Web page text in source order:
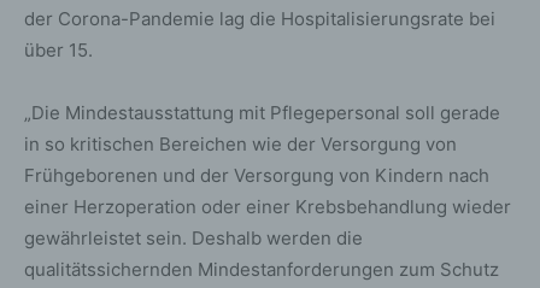
der Corona-Pandemie lag die Hospitalisierungsrate bei
über 15.
„Die Mindestausstattung mit Pflegepersonal soll gerade
in so kritischen Bereichen wie der Versorgung von
Frühgeborenen und der Versorgung von Kindern nach
einer Herzoperation oder einer Krebsbehandlung wieder
gewährleistet sein. Deshalb werden die
qualitätssichernden Mindestanforderungen zum Schutz